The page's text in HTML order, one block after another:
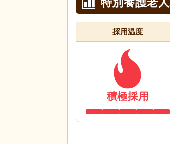
採用温度
積極採用